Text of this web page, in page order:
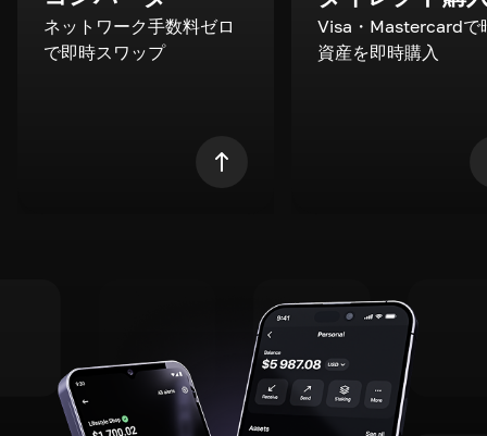
ネットワーク手数料ゼロ
で即時スワップ
Visa・Mastercardで
資産を即時購入